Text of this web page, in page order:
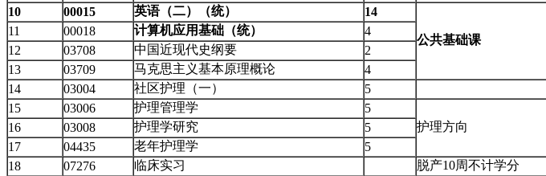
10
00015 英语（二）（统） 14
公共基础课
11 00018 计算机应用基础（统）
4
12
03708 中国近现代史纲要
2
13
03709 马克思主义基本原理概论
4
14
03004 社区护理（一）
5
15
03006 护理管理学
5
护理方向
16 03008 护理学研究
5
17
04435 老年护理学
5
18
07276 临床实习 脱产10周不计学分